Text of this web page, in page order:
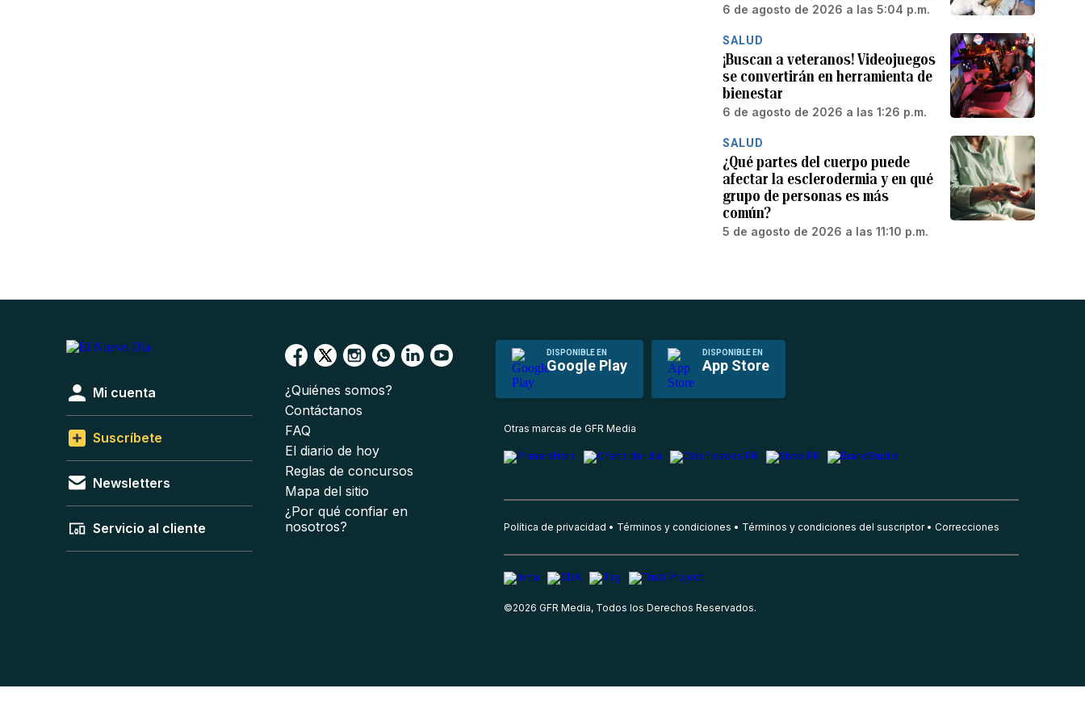
6 de agosto de 2026 a las 5:04 p.m.
SALUD
¡Buscan a veteranos! Videojuegos
se convertirán en herramienta de
bienestar
6 de agosto de 2026 a las 1:26 p.m.
SALUD
¿Qué partes del cuerpo puede
afectar la esclerodermia y en qué
grupo de personas es más
común?
5 de agosto de 2026 a las 11:10 p.m.
DISPONIBLE EN
Google Play
DISPONIBLE EN
App Store
Mi cuenta
Suscríbete
Newsletters
Servicio al cliente
¿Quiénes somos?
Contáctanos
FAQ
El diario de hoy
Reglas de concursos
Mapa del sitio
¿Por qué confiar en
nosotros?
Otras marcas de GFR Media
Política de privacidad Términos y condiciones Términos y condiciones del suscriptor Correcciones
©2026 GFR Media, Todos los Derechos Reservados.